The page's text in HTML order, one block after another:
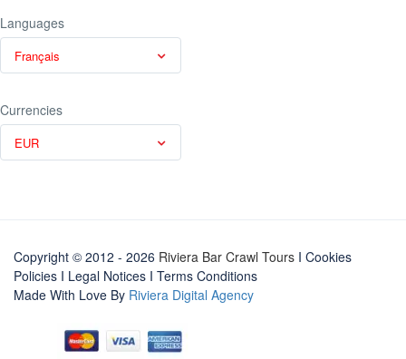
Languages
Français
Currencies
EUR
Copyright © 2012 - 2026 Riviera Bar Crawl Tours I Cookies
Policies I Legal Notices I Terms Conditions
Made With Love By Riviera Digital Agency